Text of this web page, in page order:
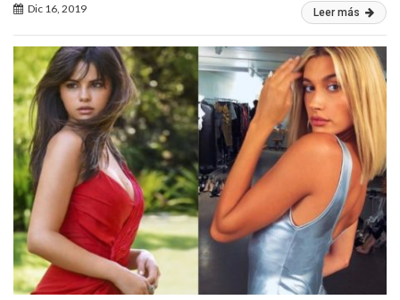
Dic 16, 2019 Leer más